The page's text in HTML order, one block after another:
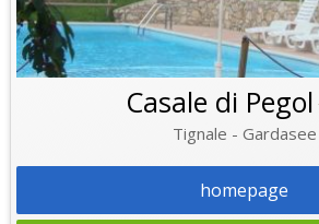
Casale di Pegol
Tignale - Gardasee
homepage